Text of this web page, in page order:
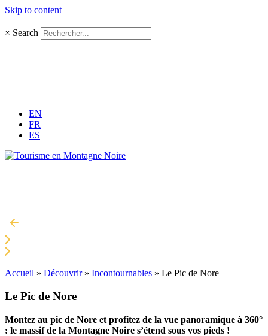
Skip to content
× Search
EN
FR
ES
Accueil » Découvrir» Incontournables » Le Pic de Nore
Le Pic de Nore
Montez au pic de Nore et profitez de la vue panoramique à 360°
: le massif de la Montagne Noire s’étend sous vos pieds !